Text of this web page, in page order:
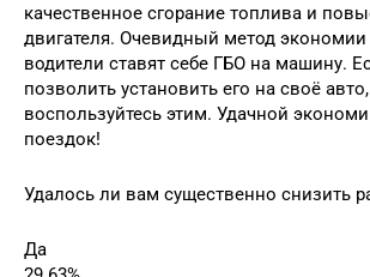
качественное сгорание топлива и
двигателя. Очевидный метод
водители ставят себе ГБО на машину.
позволить установить его на своё
воспользуйтесь этим. Удачной
поездок!
Удалось ли вам существенно снизить
Да